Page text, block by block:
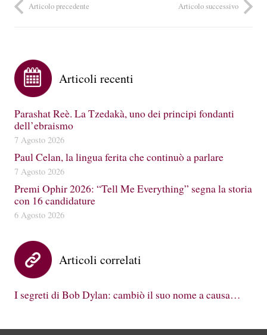
Articolo precedente Articolo successivo
Articoli recenti
Parashat Reè. La Tzedakà, uno dei principi fondanti
dell’ebraismo
7 Agosto 2026
Paul Celan, la lingua ferita che continuò a parlare
7 Agosto 2026
Premi Ophir 2026: “Tell Me Everything” segna la storia
con 16 candidature
6 Agosto 2026
Articoli correlati
I segreti di Bob Dylan: cambiò il suo nome a causa…